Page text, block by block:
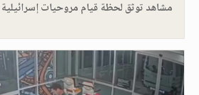
مشاهد توثق لحظة قيام مروحيات